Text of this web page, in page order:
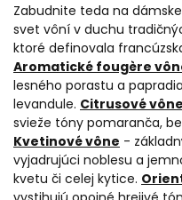
Zabudnite teda na
svet vôní v duchu
ktoré definovala
Aromatické fougère
lesného porastu a
levandule. Citrusové vône
svieže tóny pomaranča,
Kvetinové vône -
vyjadrujúci noblesu a
kvetu či celej kytice.